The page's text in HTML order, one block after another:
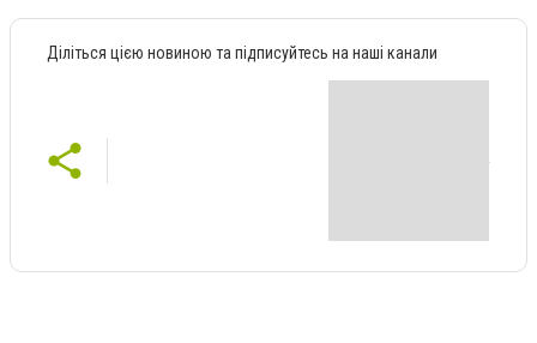
Діліться цією новиною та підписуйтесь на наші канали